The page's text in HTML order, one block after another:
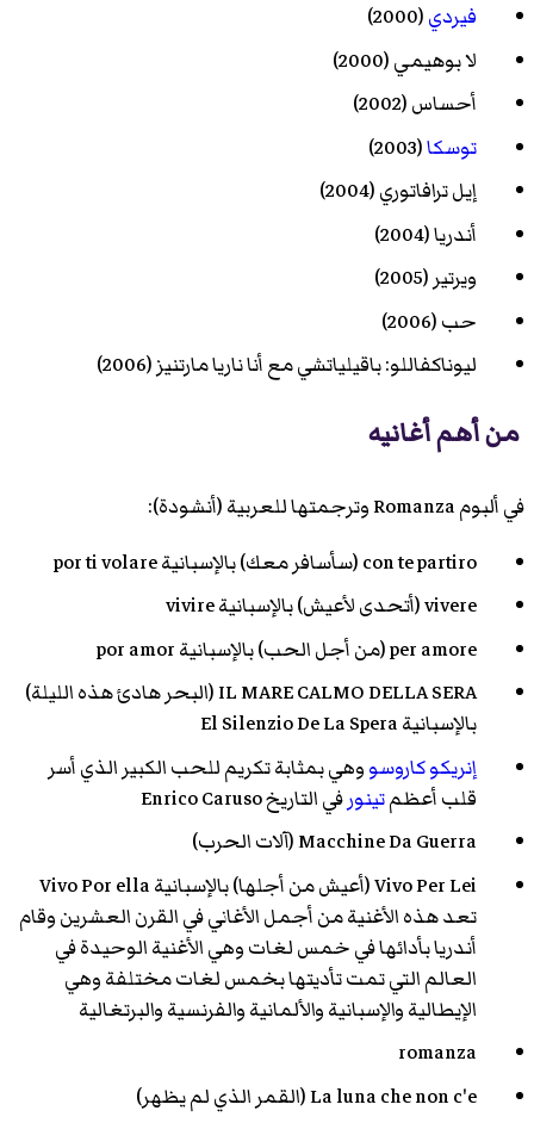
فيردي(2000)
لا بوهيمي(2000)
أحساس(2002)
توسكا(2003)
إيل ترافاتوري(2004)
أندريا(2004)
ويرتير(2005)
حب(2006)
ليوناكفاللو: باقيلياتشيمعأنا ناريا مارتنيز(2006)
من أهم أغانيه
في ألبوم Romanza وترجمتها للعربية (أنشودة):
con te partiro ( سأسافر معك) بالإسبانية por ti volare
vivere ( أتحدى لأعيش) بالإسبانية vivire
per amore ( من أجل الحب) بالإسبانية por amor
IL MARE CALMO DELLA SERA ( البحر هادئ هذه الليلة)
بالإسبانية El Silenzio De La Spera
إنريكو كاروسووهي بمثابة تكريم للحب الكبير الذي أسر
قلب أعظمتينورفي التاريخ Enrico Caruso
Macchine Da Guerra ( آلات الحرب)
Vivo Per Lei ( أعيش من أجلها
) بالإسبانية Vivo Por ella
تعد هذه الأغنية من أجمل الأغاني في القرن العشرين وقام
أندريا بأدائها في خمس لغات وهي الأغنية الوحيدة في
العالم التي تمت تأديتها بخمس لغات مختلفة وهي
الإيطالية والإسبانية والألمانية والفرنسية والبرتغالية
romanza
La luna che non c'e ( القمر الذي لم يظهر)